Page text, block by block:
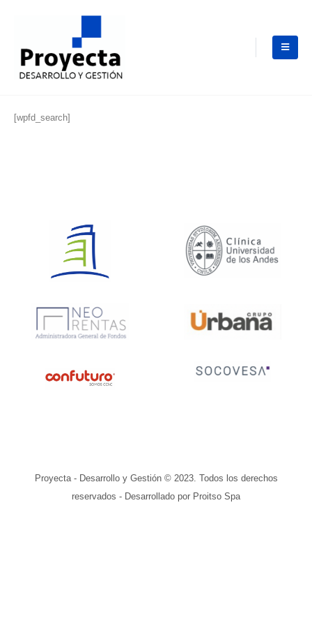
[wpfd_search]
Proyecta - Desarrollo y Gestión © 2023. Todos los derechos
reservados - Desarrollado por Proitso Spa